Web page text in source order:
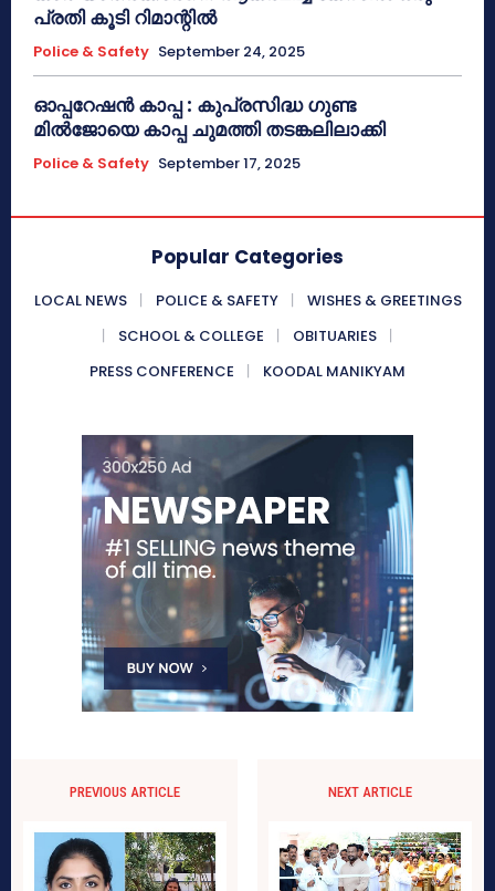
പ്രതി കൂടി റിമാന്റിൽ
Police & Safety September 24, 2025
ഓപ്പറേഷൻ കാപ്പ : കുപ്രസിദ്ധ ഗുണ്ട
മിൽജോയെ കാപ്പ ചുമത്തി തടങ്കലിലാക്കി
Police & Safety September 17, 2025
Popular Categories
LOCAL NEWS POLICE & SAFETY
WISHES & GREETINGS
SCHOOL & COLLEGE
OBITUARIES
PRESS CONFERENCE
KOODAL MANIKYAM
PREVIOUS ARTICLE NEXT ARTICLE